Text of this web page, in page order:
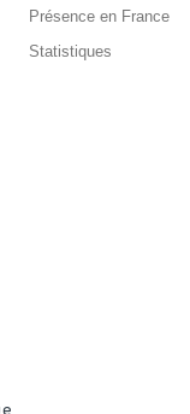
Présence en France
Statistiques